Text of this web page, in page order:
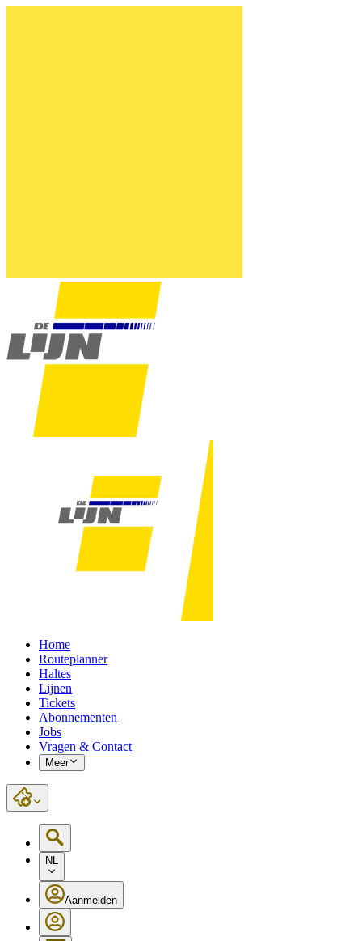
Home
Routeplanner
Haltes
Lijnen
Tickets
Abonnementen
Jobs
Vragen & Contact
Meer
NL
Aanmelden